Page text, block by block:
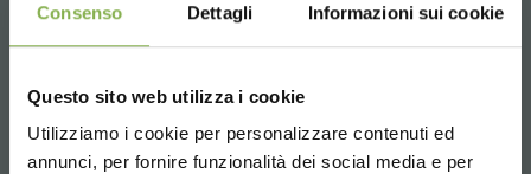
Consenso Dettagli Informazioni sui cookie
Questo sito web utilizza i cookie
Utilizziamo i cookie per personalizzare contenuti ed
annunci, per fornire funzionalità dei social media e per
CONTACTOS